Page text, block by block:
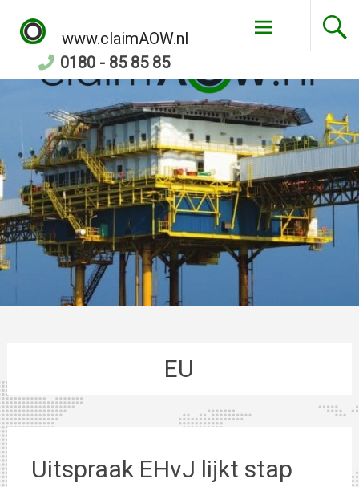
content
www.claimAOW.nl
0180 - 85 85 85
EU
Uitspraak EHvJ lijkt stap